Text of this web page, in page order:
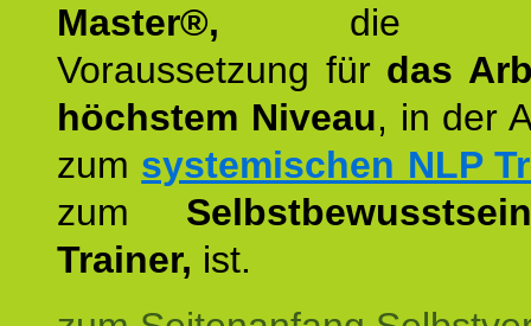
Master®, die
Voraussetzung für das
höchstem Niveau, in der
zum systemischen NLP
zum
Trainer, ist.